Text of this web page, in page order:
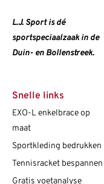
L.J. Sport is dé
sportspeciaalzaak in de
Duin- en Bollenstreek.
Snelle links
EXO-L enkelbrace op
maat
Sportkleding bedrukken
Tennisracket bespannen
Gratis voetanalyse